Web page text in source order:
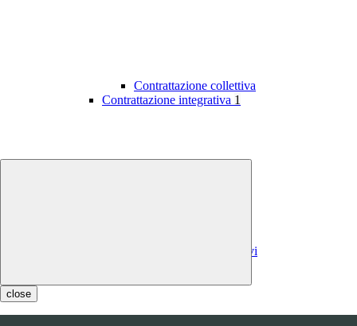
close
Contrattazione collettiva
Contrattazione integrativa 1
Costi contratti integrativi